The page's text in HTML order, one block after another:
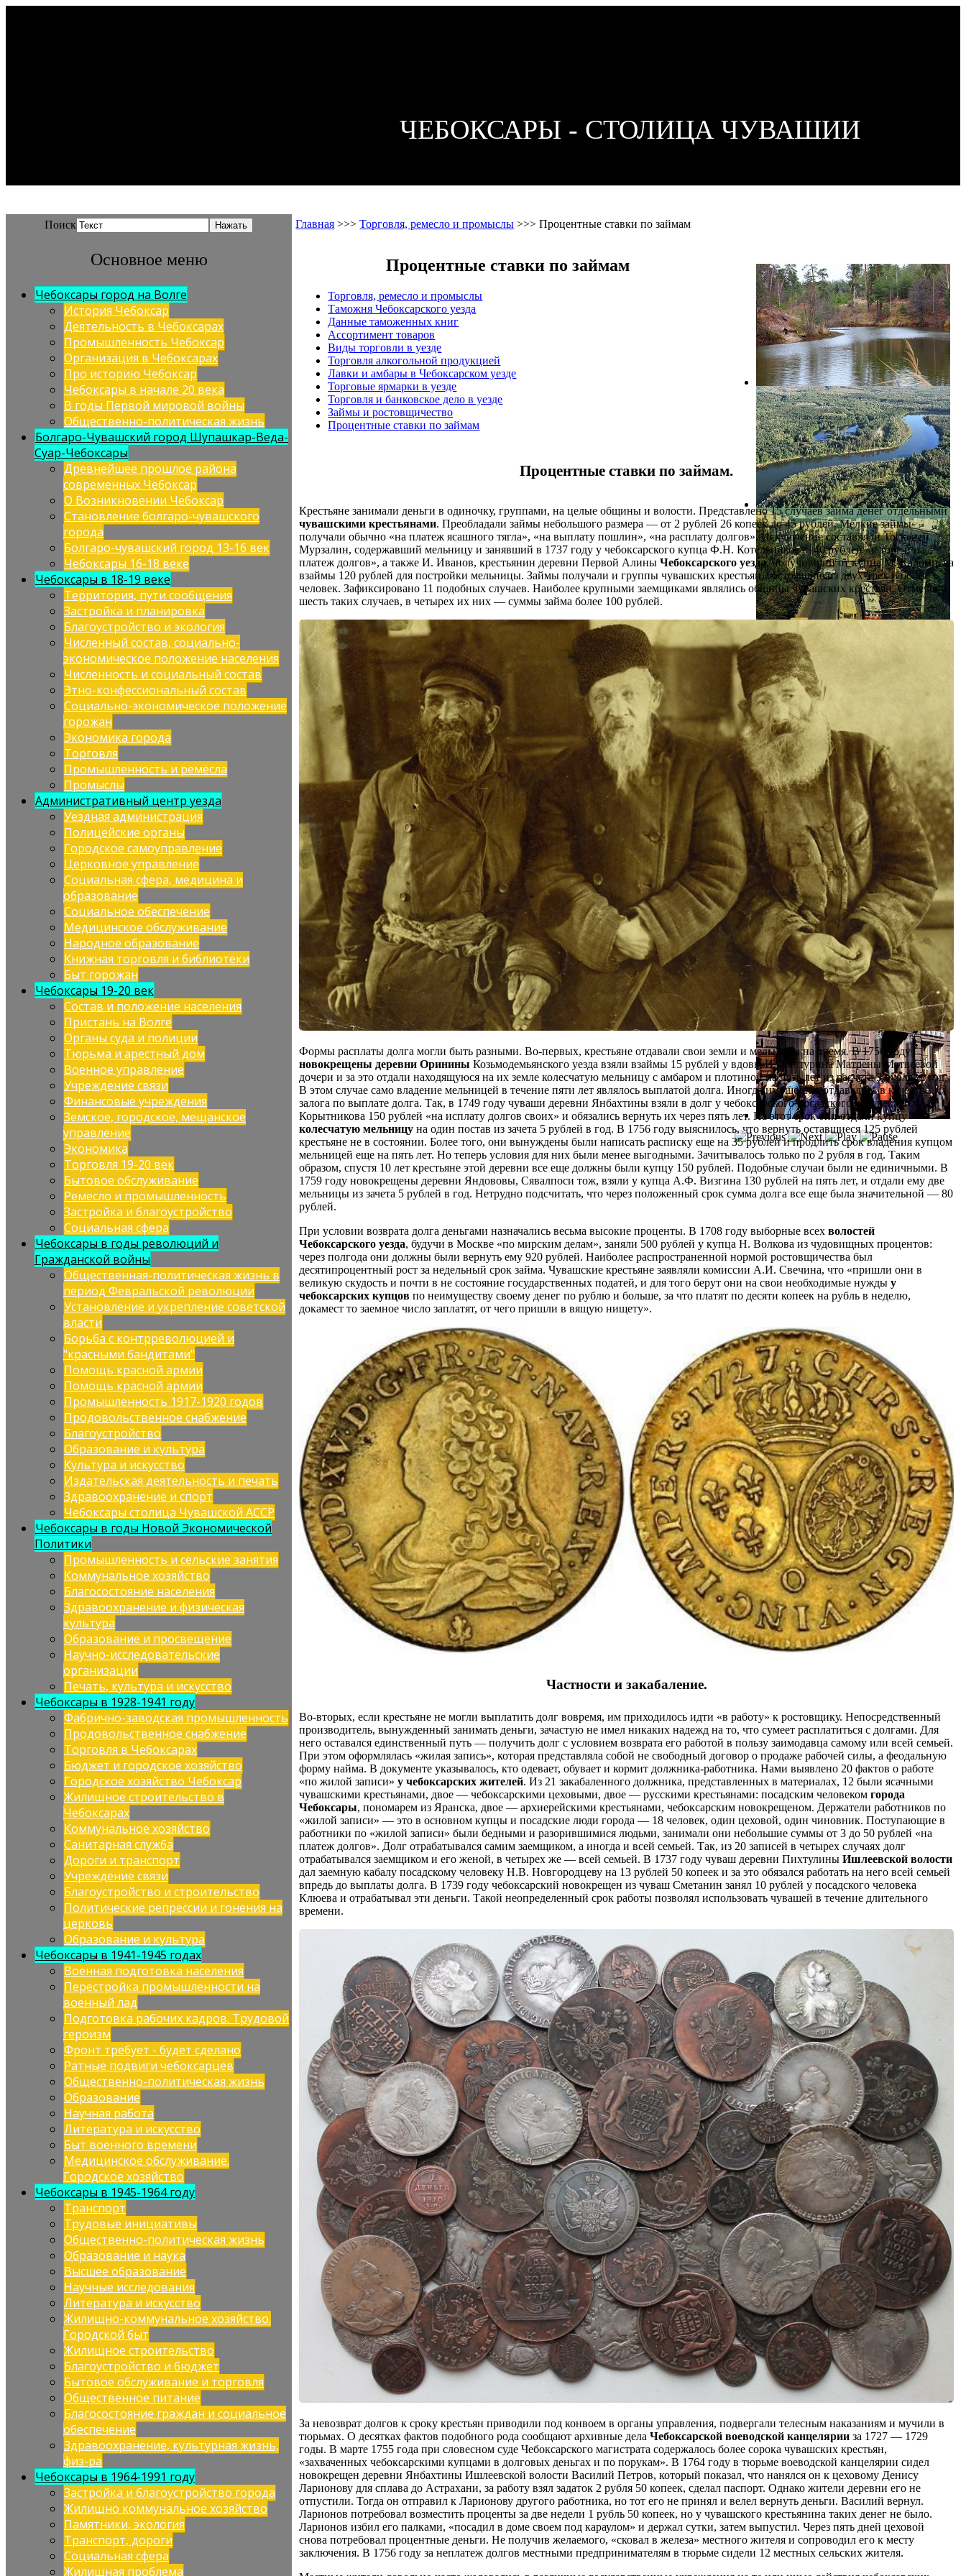
ЧЕБОКСАРЫ - СТОЛИЦА ЧУВАШИИ
Поиск
Основное меню
Чебоксары город на Волге
История Чебоксар
Деятельность в Чебоксарах
Промышленность Чебоксар
Организация в Чебоксарах
Про историю Чебоксар
Чебоксары в начале 20 века
В годы Первой мировой войны
Общественно-политическая жизнь
Болгаро-Чувашский город Шупашкар-Веда-
Суар-Чебоксары
Древнейшее прошлое района
современных Чебоксар
О Возникновении Чебоксар
Становление болгаро-чувашского
города
Болгаро-чувашский город 13-16 век
Чебоксары 16-18 веке
Чебоксары в 18-19 веке
Территория, пути сообщения
Застройка и планировка
Благоустройство и экология
Численный состав, социально-
экономическое положение населения
Численность и социальный состав
Этно-конфессиональный состав
Социально-экономическое положение
горожан
Экономика города
Торговля
Промышленность и ремёсла
Промыслы
Административный центр уезда
Уездная администрация
Полицейские органы
Городское самоуправление
Церковное управление
Социальная сфера, медицина и
образование
Социальное обеспечение
Медицинское обслуживание
Народное образование
Книжная торговля и библиотеки
Быт горожан
Чебоксары 19-20 век
Состав и положение населения
Пристань на Волге
Органы суда и полиции
Тюрьма и арестный дом
Военное управление
Учреждение связи
Финансовые учреждения
Земское, городское, мещанское
управление
Экономика
Торговля 19-20 век
Бытовое обслуживание
Ремесло и промышленность
Застройка и благоустройство
Социальная сфера
Чебоксары в годы революций и
Гражданской войны
Общественная-политическая жизнь в
период Февральской революции
Установление и укрепление советской
власти
Борьба с контрреволюцией и
"красными бандитами"
Помощь красной армии
Помощь красной армии
Промышленность 1917-1920 годов
Продовольственное снабжение
Благоустройство
Образование и культура
Культура и искусство
Издательская деятельность и печать
Здравоохранение и спорт
Чебоксары столица Чувашской АССР
Чебоксары в годы Новой Экономической
Политики
Промышленность и сельские занятия
Коммунальное хозяйство
Благосостояние населения
Здравоохранение и физическая
культура
Образование и просвещение
Научно-исследовательские
организации
Печать, культура и искусство
Чебоксары в 1928-1941 году
Фабрично-заводская промышленность
Продовольственное снабжение
Торговля в Чебоксарах
Бюджет и городское хозяйство
Городское хозяйство Чебоксар
Жилищное строительство в
Чебоксарах
Коммунальное хозяйство
Санитарная служба
Дороги и транспорт
Учреждение связи
Благоустройство и строительство
Политические репрессии и гонения на
церковь
Образование и культура
Чебоксары в 1941-1945 годах
Военная подготовка населения
Перестройка промышленности на
военный лад
Подготовка рабочих кадров. Трудовой
героизм
Фронт требует - будет сделано
Ратные подвиги чебоксарцев
Общественно-политическая жизнь
Образование
Научная работа
Литература и искусство
Быт военного времени
Медицинское обслуживание.
Городское хозяйство
Чебоксары в 1945-1964 году
Транспорт
Трудовые инициативы
Общественно-политическая жизнь
Образование и наука
Высшее образование
Научные исследования
Литература и искусство
Жилищно-коммунальное хозяйство.
Городской быт
Жилищное строительство
Благоустройство и бюджет
Бытовое обслуживание и торговля
Общественное питание
Благосостояние граждан и социальное
обеспечение
Здравоохранение, культурная жизнь,
физ-ра
Чебоксары в 1964-1991 году
Застройка и благоустройство города
Жилищно коммунальное хозяйство
Памятники, экология
Транспорт, дороги
Социальная сфера
Жилищная проблема
Главная >>>Торговля, ремесло и промыслы >>>Процентные ставки по займам
Процентные ставки по займам
Торговля, ремесло и промыслы
Таможня Чебоксарского уезда
Данные таможенных книг
Ассортимент товаров
Виды торговли в уезде
Торговля алкогольной продукцией
Лавки и амбары в Чебоксарском уезде
Торговые ярмарки в уезде
Торговля и банковское дело в уезде
Займы и ростовщичество
Процентные ставки по займам
Процентные ставки по займам.
Крестьяне занимали деньги в одиночку, группами, на целые общины и волости. Представлено 15 случаев займа денег отдельными
чувашскими крестьянами. Преобладали займы небольшого размера — от 2 рублей 26 копеек до 45 рублей. Мелкие займы
получали обычно «на платеж ясашного тягла», «на выплату пошлин», «на расплату долгов». Исключение составляли Тосканей
Мурзалин, содержавший мельницу и занявший в 1737 году у чебоксарского купца Ф.Н. Котельникова 140 рублей «в торг и на
платеж долгов», а также И. Иванов, крестьянин деревни Первой АлиныЧебоксарского уезда, получивший от купца М. Кадомцева
взаймы 120 рублей для постройки мельницы. Займы получали и группы чувашских крестьян, состоявшие из двух-трех и более
человек. Зафиксировано 11 подобных случаев. Наиболее крупными заемщиками являлись общины чувашских крестьян. Отмечено
шесть таких случаев, в четырех их них — суммы займа более 100 рублей.
Формы расплаты долга могли быть разными. Во-первых, крестьяне отдавали свои земли и мельницы на время. В 1756 году
новокрещены деревни Оринины Козьмодемьянского уезда взяли взаймы 15 рублей у вдовы И. Халтурина Матрены Матвеевой
дочери и за это отдали находящуюся на их земле колесчатую мельницу с амбаром и плотиной на пять лет из расчета 3 рубля за год.
В этом случае само владение мельницей в течение пяти лет являлось выплатой долга. Иногда имущество отдавалось в качестве
залога по выплате долга. Так, в 1749 году чуваши деревни Янбахтины взяли в долг у чебоксарского посадского человека Ф.Ф.
Корытникова 150 рублей «на исплату долгов своих» и обязались вернуть их через пять лет. На этот срок они отдали купцу
колесчатую мельницу на один постав из зачета 5 рублей в год. В 1756 году выяснилось, что вернуть оставшиеся 125 рублей
крестьяне не в состоянии. Более того, они вынуждены были написать расписку еще на 35 рублей и продлить срок владения купцом
мельницей еще на пять лет. Но теперь условия для них были менее выгодными. Зачитывалось только по 2 рубля в год. Таким
образом, спустя 10 лет крестьяне этой деревни все еще должны были купцу 150 рублей. Подобные случаи были не единичными. В
1759 году новокрещены деревни Яндововы, Сявалпоси тож, взяли у купца А.Ф. Визгина 130 рублей на пять лет, и отдали ему две
мельницы из зачета 5 рублей в год. Нетрудно подсчитать, что через положенный срок сумма долга все еще была значительной — 80
рублей.
При условии возврата долга деньгами назначались весьма высокие проценты. В 1708 году выборные всехволостей
Чебоксарского уезда, будучи в Москве «по мирским делам», заняли 500 рублей у купца Н. Волкова из чудовищных процентов:
через полгода они должны были вернуть ему 920 рублей. Наиболее распространенной нормой ростовщичества был
десятипроцентный рост за недельный срок займа. Чувашские крестьяне заявляли комиссии А.И. Свечина, что «пришли они в
великую скудость и почти в не состояние государственных податей, и для того берут они на свои необходимые нуждыу
чебоксарских купцов по неимуществу своему денег по рублю и больше, за что платят по десяти копеек на рубль в неделю,
докамест то заемное число заплатят, от чего пришли в вящую нищету».
Частности и закабаление.
Во-вторых, если крестьяне не могли выплатить долг вовремя, им приходилось идти «в работу» к ростовщику. Непосредственный
производитель, вынужденный занимать деньги, зачастую не имел никаких надежд на то, что сумеет расплатиться с долгами. Для
него оставался единственный путь — получить долг с условием возврата его работой в пользу заимодавца самому или всей семьей.
При этом оформлялась «жилая запись», которая представляла собой не свободный договор о продаже рабочей силы, а феодальную
форму найма. В документе указывалось, кто одевает, обувает и кормит должника-работника. Нами выявлено 20 фактов о работе
«по жилой записи»у чебоксарских жителей. Из 21 закабаленного должника, представленных в материалах, 12 были ясачными
чувашскими крестьянами, двое — чебоксарскими цеховыми, двое — русскими крестьянами: посадским человекомгорода
Чебоксары, пономарем из Яранска, двое — архиерейскими крестьянами, чебоксарским новокрещеном. Держатели работников по
«жилой записи» — это в основном купцы и посадские люди города — 18 человек, один цеховой, один чиновник. Поступающие в
работники по «жилой записи» были бедными и разорившимися людьми, занимали они небольшие суммы от 3 до 50 рублей «на
платеж долгов». Долг отрабатывался самим заемщиком, а иногда и всей семьей. Так, из 20 записей в четырех случаях долг
отрабатывался заемщиком и его женой, в четырех же — всей семьей. В 1737 году чуваш деревни ПихтулиныИшлеевской волости
дал заемную кабалу посадскому человеку Н.В. Новгородцеву на 13 рублей 50 копеек и за это обязался работать на него всей семьей
впредь до выплаты долга. В 1739 году чебоксарский новокрещен из чуваш Сметанин занял 10 рублей у посадского человека
Клюева и отрабатывал эти деньги. Такой неопределенный срок работы позволял использовать чувашей в течение длительного
времени.
За невозврат долгов к сроку крестьян приводили под конвоем в органы управления, подвергали телесным наказаниям и мучили в
тюрьмах. О десятках фактов подобного рода сообщают архивные делаЧебоксарской воеводской канцелярии за 1727 — 1729
годы. В марте 1755 года при словесном суде Чебоксарского магистрата содержалось более сорока чувашских крестьян,
«захваченных чебоксарскими купцами в долговых деньгах и по порукам». В 1764 году в тюрьме воеводской канцелярии сидел
новокрещен деревни Янбахтины Ишлеевской волости Василий Петров, который показал, что нанялся он к цеховому Денису
Ларионову для сплава до Астрахани, за работу взял задаток 2 рубля 50 копеек, сделал паспорт. Однако жители деревни его не
отпустили. Тогда он отправил к Ларионову другого работника, но тот его не принял и велел вернуть деньги. Василий вернул.
Ларионов потребовал возместить проценты за две недели 1 рубль 50 копеек, но у чувашского крестьянина таких денег не было.
Ларионов избил его палками, «посадил в доме своем под караулом» и держал сутки, затем выпустил. Через пять дней цеховой
снова потребовал процентные деньги. Не получив желаемого, «сковал в железа» местного жителя и сопроводил его к месту
заключения. В 1756 году за неплатеж долгов местными предпринимателям в тюрьме сидели 12 местных сельских жителя.